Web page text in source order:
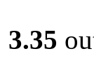
3.35